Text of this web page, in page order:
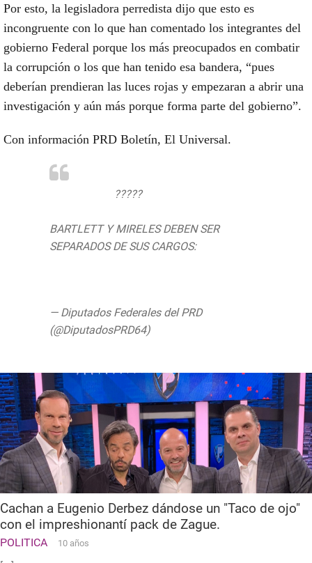
Por esto, la legisladora perredista dijo que esto es
incongruente con lo que han comentado los integrantes del
gobierno Federal porque los más preocupados en combatir
la corrupción o los que han tenido esa bandera, “pues
deberían prendieran las luces rojas y empezaran a abrir una
investigación y aún más porque forma parte del gobierno”.
Con información PRD Boletín, El Universal.
?????
BARTLETT Y MIRELES DEBEN SER
SEPARADOS DE SUS CARGOS:
— Diputados Federales del PRD
(@DiputadosPRD64)
Cachan a Eugenio Derbez dándose un "Taco de ojo"
con el impreshionantí pack de Zague.
POLITICA 10 años